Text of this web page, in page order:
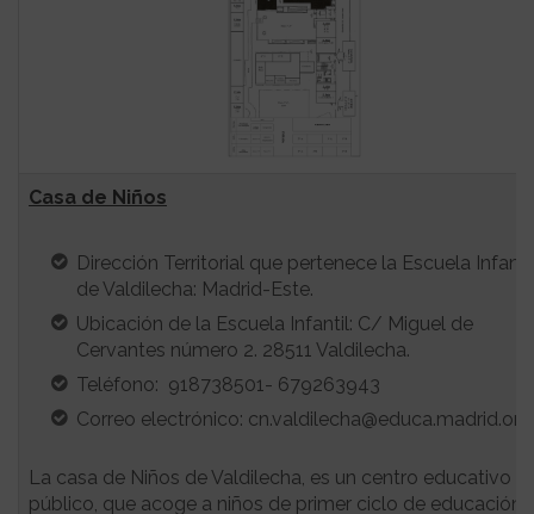
Casa de Niños
Dirección Territorial que pertenece la Escuela Infantil
de Valdilecha: Madrid-Este.
Ubicación de la Escuela Infantil: C/ Miguel de
Cervantes número 2. 28511 Valdilecha.
Teléfono: 918738501- 679263943
Correo electrónico: cn.valdilecha@educa.madrid.org
La casa de Niños de Valdilecha, es un centro educativo
público, que acoge a niños de primer ciclo de educación